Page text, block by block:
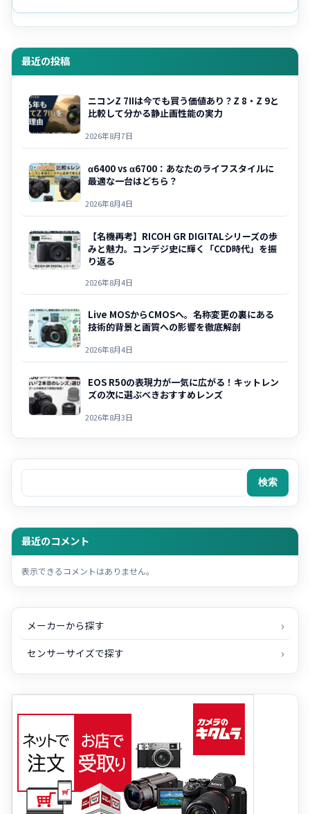
最近の投稿
ニコンZ 7IIは今でも買う価値あり？Z 8・Z 9と
比較して分かる静止画性能の実力
2026年8月7日
α6400 vs α6700：あなたのライフスタイルに
最適な一台はどちら？
2026年8月4日
【名機再考】RICOH GR DIGITALシリーズの歩
みと魅力。コンデジ史に輝く「CCD時代」を振
り返る
2026年8月4日
Live MOSからCMOSへ。名称変更の裏にある
技術的背景と画質への影響を徹底解剖
2026年8月4日
EOS R50の表現力が一気に広がる！キットレン
ズの次に選ぶべきおすすめレンズ
2026年8月3日
検索
検索
最近のコメント
表示できるコメントはありません。
メーカーから探す
センサーサイズで探す